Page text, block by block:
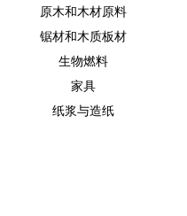
原木和木材原料
锯材和木质板材
生物燃料
家具
纸浆与造纸